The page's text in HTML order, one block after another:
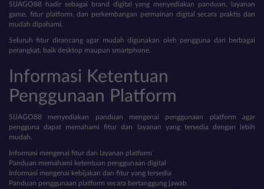
SIJAGO88 hadir sebagai brand digital yang menyediakan panduan, layanan
game, fitur platform, dan perkembangan permainan digital secara praktis dan
mudah dipahami.
Seluruh fitur dirancang agar mudah digunakan oleh pengguna dari berbagai
perangkat, baik desktop maupun smartphone.
Informasi Ketentuan
Penggunaan Platform
SIJAGO88 menyediakan panduan mengenai penggunaan platform agar
pengguna dapat memahami fitur dan layanan yang tersedia dengan lebih
mudah.
Informasi mengenai fitur dan layanan platform
Panduan memahami ketentuan penggunaan digital
Informasi mengenai kebijakan dan fitur yang tersedia
Panduan penggunaan platform secara bertanggung jawab